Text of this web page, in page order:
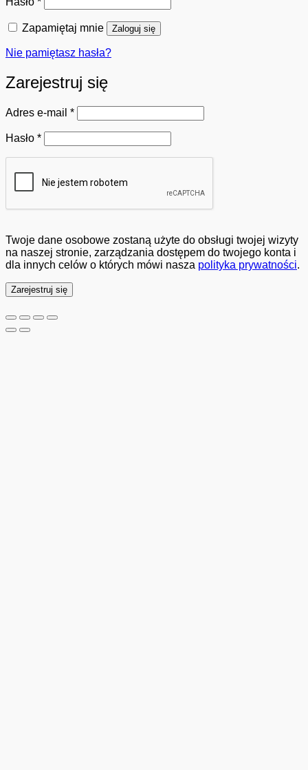
Zapamiętaj mnie Zaloguj się
Nie pamiętasz hasła?
Zarejestruj się
Adres e-mail *Wymagane
Hasło *Wymagane
Twoje dane osobowe zostaną użyte do obsługi twojej wizyty
na naszej stronie, zarządzania dostępem do twojego konta i
dla innych celów o których mówi nasza polityka prywatności.
Zarejestruj się